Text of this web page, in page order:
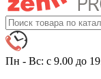
Пн - Вс: с 9.00 до